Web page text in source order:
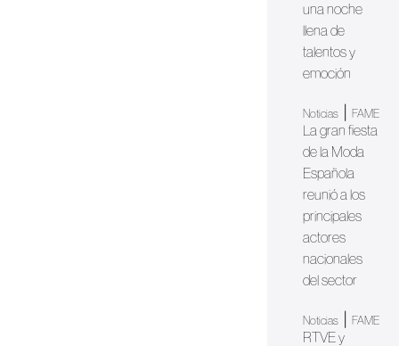
una noche
llena de
talentos y
emoción
Noticias |FAME
La gran fiesta
de la Moda
Española
reunió a los
principales
actores
nacionales
del sector
Noticias |FAME
RTVE y